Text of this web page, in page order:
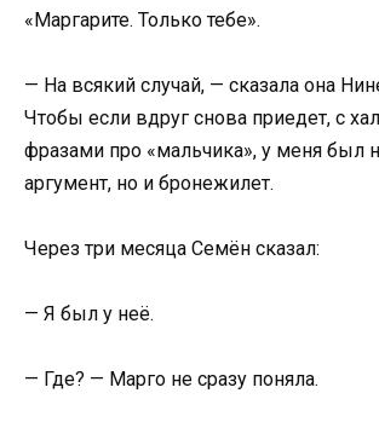
«Маргарите. Только тебе».
— На всякий случай, — сказала она
Чтобы если вдруг снова приедет, с
фразами про «мальчика», у меня был
аргумент, но и бронежилет.
Через три месяца Семён сказал:
— Я был у неё.
— Где? — Марго не сразу поняла.